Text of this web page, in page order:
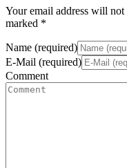
Your email address will
marked *
Name (required)
E-Mail (required)
Comment